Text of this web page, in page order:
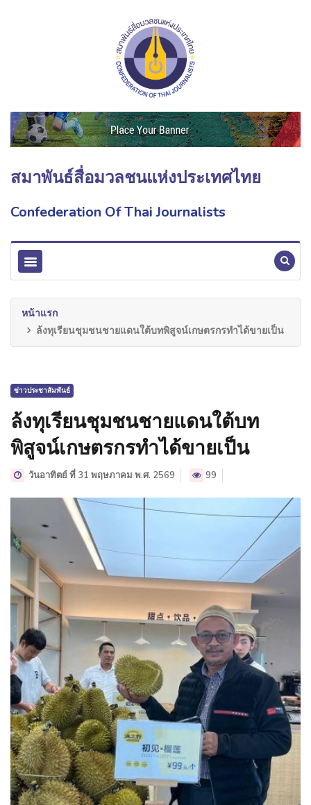
สมาพันธ์สื่อมวลชนแห่งประเทศไทย
Confederation Of Thai Journalists
หน้าแรก
ล้งทุเรียนชุมชนชายแดนใต้บทพิสูจน์เกษตรกรทำได้ขายเป็น
ข่าวประชาสัมพันธ์
ล้งทุเรียนชุมชนชายแดนใต้บท
พิสูจน์เกษตรกรทำได้ขายเป็น
วันอาทิตย์ ที่ 31 พฤษภาคม พ.ศ. 2569 99